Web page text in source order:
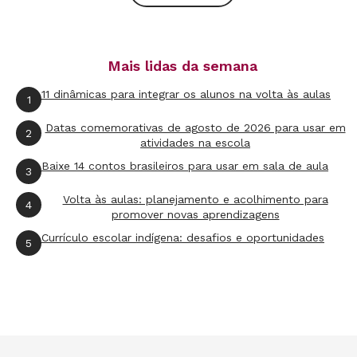
para caber no app, a atividade exige que os
estudantes editem a própria produção. Outra
proposta é criar um aplicativo que possibilite
que a turma analise as obras literárias
exploradas nas aulas.
Ciências
Extinção na tela
Mais lidas da semana
1 11 dinâmicas para integrar os alunos na volta às aulas
2
Datas comemorativas de agosto de 2026 para usar em
atividades na escola
3 Baixe 14 contos brasileiros para usar em sala de aula
4
Volta às aulas: planejamento e acolhimento para
promover novas aprendizagens
5 Currículo escolar indígena: desafios e oportunidades